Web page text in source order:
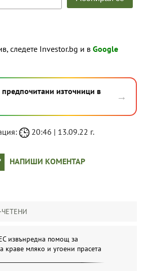
следете Investor.bg и в Google
източници в
→
20:46 | 13.09.22 г.
НАПИШИ КОМЕНТАР
извънредна помощ за
краве мляко и угоени прасета